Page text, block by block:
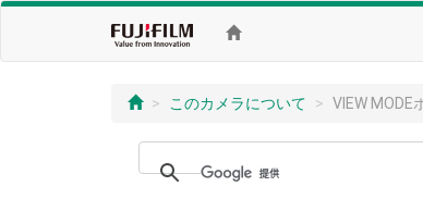
このカメラについて VIEW MODE